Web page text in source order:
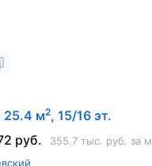
25.4 м2, 15/16 эт.
руб.
355.7 тыс. руб. за м